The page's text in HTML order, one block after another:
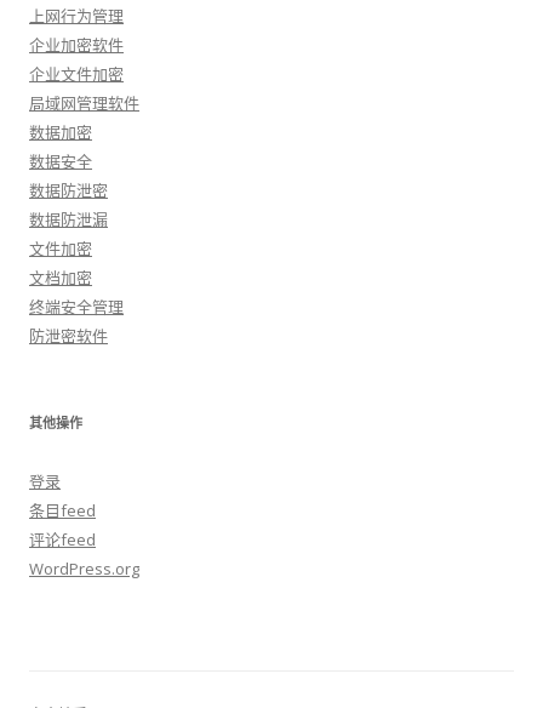
上网行为管理
企业加密软件
企业文件加密
局域网管理软件
数据加密
数据安全
数据防泄密
数据防泄漏
文件加密
文档加密
终端安全管理
防泄密软件
其他操作
登录
条目feed
评论feed
WordPress.org